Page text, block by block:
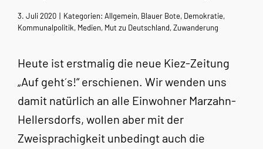
3. Juli 2020 | Kategorien: Allgemein, Blauer Bote, Demokratie,
Kommunalpolitik, Medien, Mut zu Deutschland,Zuwanderung
Heute ist erstmalig die neue Kiez-Zeitung
„Auf geht´s!“ erschienen. Wir wenden uns
damit natürlich an alle Einwohner Marzahn-
Hellersdorfs, wollen aber mit der
Zweisprachigkeit unbedingt auch die